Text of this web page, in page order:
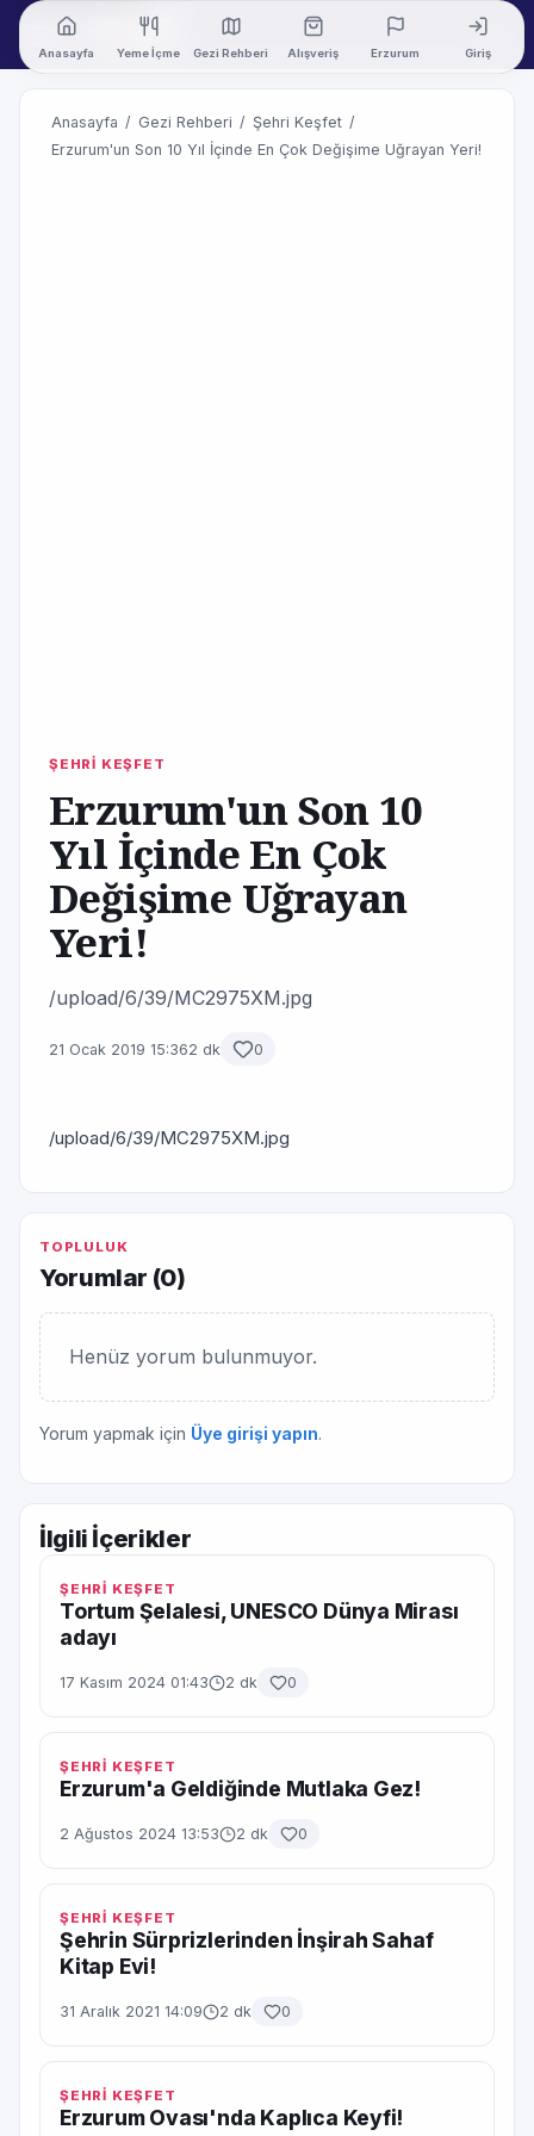
Anasayfa Yeme İçme Gezi Rehberi Alışveriş Erzurum Giriş
Anasayfa / Gezi Rehberi / Şehri Keşfet /
Erzurum'un Son 10 Yıl İçinde En Çok Değişime Uğrayan Yeri!
ŞEHRİ KEŞFET
Erzurum'un Son 10
Yıl İçinde En Çok
Değişime Uğrayan
Yeri!
/upload/6/39/MC2975XM.jpg
21 Ocak 2019 15:362 dk 0
/upload/6/39/MC2975XM.jpg
TOPLULUK
Yorumlar (0)
Henüz yorum bulunmuyor.
Yorum yapmak için Üye girişi yapın.
İlgili İçerikler
ŞEHRİ KEŞFET
Tortum Şelalesi, UNESCO Dünya Mirası
adayı
17 Kasım 2024 01:43 2 dk 0
ŞEHRİ KEŞFET
Erzurum'a Geldiğinde Mutlaka Gez!
2 Ağustos 2024 13:53 2 dk 0
ŞEHRİ KEŞFET
Şehrin Sürprizlerinden İnşirah Sahaf
Kitap Evi!
31 Aralık 2021 14:09 2 dk 0
ŞEHRİ KEŞFET
Erzurum Ovası'nda Kaplıca Keyfi!